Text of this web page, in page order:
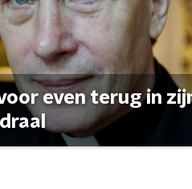
even terug in